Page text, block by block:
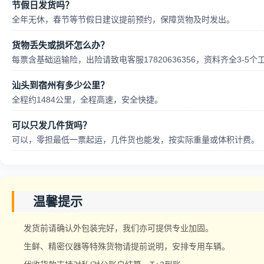
节假日发货吗？
全年无休，春节等节假日建议提前预约，保障货物及时发出。
货物丢失或损坏怎么办？
每票含基础运输险，出险请致电客服17820636356，资料齐全3-5个工
汕头到宿州有多少公里？
全程约1484公里，全程高速，安全快捷。
可以只发几件货吗？
可以，零担最低一票起运，几件货也能发，按实际重量或体积计费。
温馨提示
发货前请确认外包装完好，我们亦可提供专业加固。
生鲜、精密仪器等特殊货物请提前说明，安排专用车辆。